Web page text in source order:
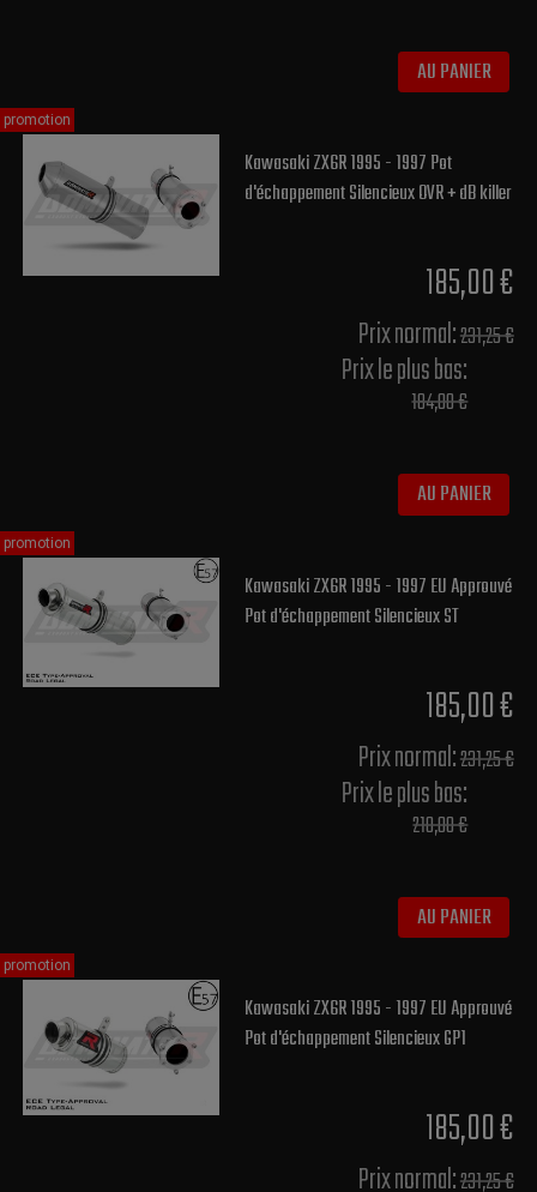
AU PANIER
Kawasaki ZX6R 1995 - 1997 Pot
d'échappement Silencieux OVR + dB killer
185,00 €
Prix normal​:231,25 €
Prix le plus bas:
184,00 €
AU PANIER
promotion
Kawasaki ZX6R 1995 - 1997 EU Approuvé
Pot d'échappement Silencieux ST
185,00 €
Prix normal​:231,25 €
Prix le plus bas:
210,00 €
AU PANIER
promotion
Kawasaki ZX6R 1995 - 1997 EU Approuvé
Pot d'échappement Silencieux GP1
185,00 €
Prix normal​:231,25 €
promotion